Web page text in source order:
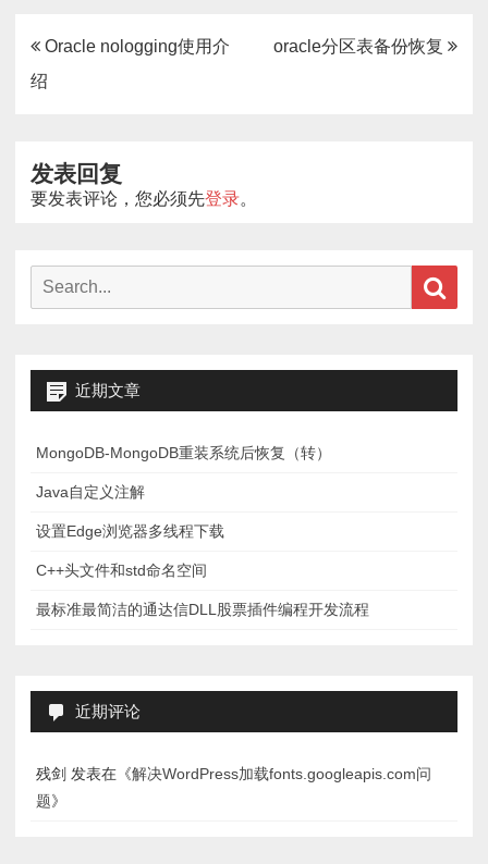
文
章
Oracle nologging使用介
绍
oracle分区表备份恢复
发表回复
要发表评论，您必须先登录。
Search
近期文章
MongoDB-MongoDB重装系统后恢复（转）
Java自定义注解
设置Edge浏览器多线程下载
C++头文件和std命名空间
最标准最简洁的通达信DLL股票插件编程开发流程
近期评论
残剑 发表在《解决WordPress加载fonts.googleapis.com问
题》